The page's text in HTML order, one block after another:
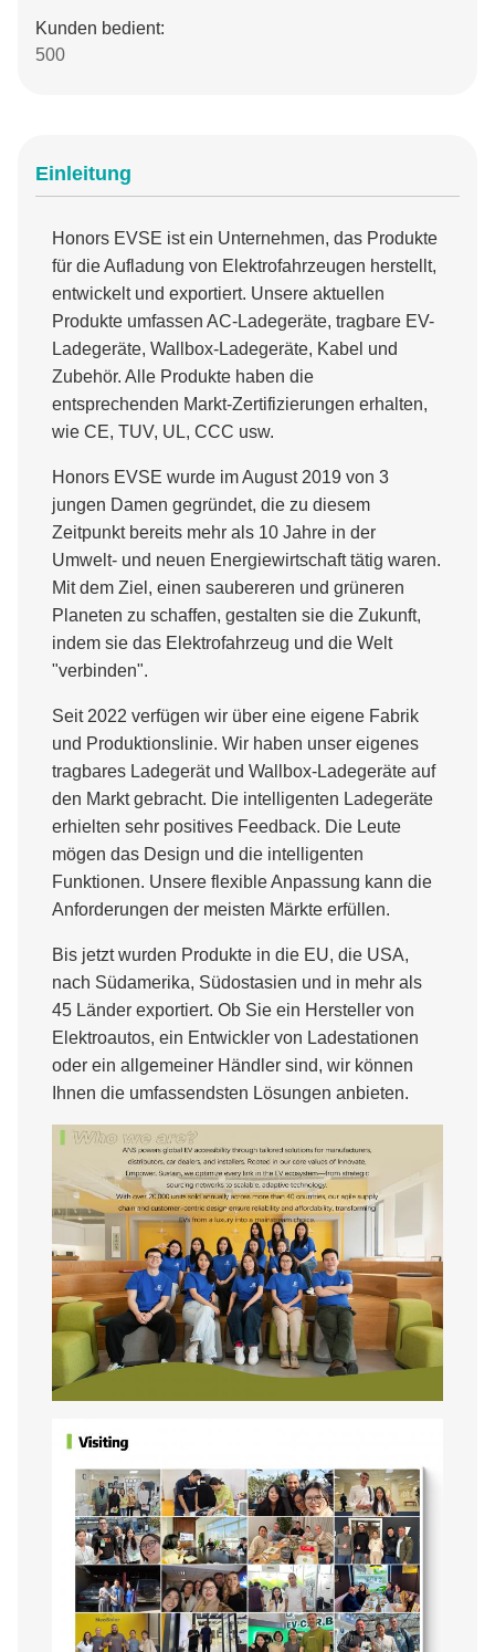
Kunden bedient:
500
Einleitung
Honors EVSE ist ein Unternehmen, das Produkte
für die Aufladung von Elektrofahrzeugen herstellt,
entwickelt und exportiert. Unsere aktuellen
Produkte umfassen AC-Ladegeräte, tragbare EV-
Ladegeräte, Wallbox-Ladegeräte, Kabel und
Zubehör. Alle Produkte haben die
entsprechenden Markt-Zertifizierungen erhalten,
wie CE, TUV, UL, CCC usw.
Honors EVSE wurde im August 2019 von 3
jungen Damen gegründet, die zu diesem
Zeitpunkt bereits mehr als 10 Jahre in der
Umwelt- und neuen Energiewirtschaft tätig waren.
Mit dem Ziel, einen saubereren und grüneren
Planeten zu schaffen, gestalten sie die Zukunft,
indem sie das Elektrofahrzeug und die Welt
"verbinden".
Seit 2022 verfügen wir über eine eigene Fabrik
und Produktionslinie. Wir haben unser eigenes
tragbares Ladegerät und Wallbox-Ladegeräte auf
den Markt gebracht. Die intelligenten Ladegeräte
erhielten sehr positives Feedback. Die Leute
mögen das Design und die intelligenten
Funktionen. Unsere flexible Anpassung kann die
Anforderungen der meisten Märkte erfüllen.
Bis jetzt wurden Produkte in die EU, die USA,
nach Südamerika, Südostasien und in mehr als
45 Länder exportiert. Ob Sie ein Hersteller von
Elektroautos, ein Entwickler von Ladestationen
oder ein allgemeiner Händler sind, wir können
Ihnen die umfassendsten Lösungen anbieten.